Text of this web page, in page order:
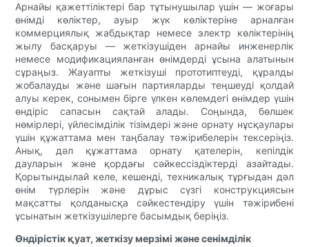
Арнайы қажеттіліктері бар тұтынушылар үшін — жоғары
өнімді көліктер, ауыр жүк көліктеріне арналған
коммерциялық жабдықтар немесе электр көліктерінің
жылу басқаруы — жеткізушіден арнайы инженерлік
немесе модификацияланған өнімдерді ұсына алатынын
сұраңыз. Жауапты жеткізуші прототиптеуді, құралды
жобалауды және шағын партияларды теңшеуді қолдай
алуы керек, сонымен бірге үлкен көлемдегі өнімдер үшін
өндіріс сапасын сақтай алады. Соңында, бөлшек
нөмірлері, үйлесімділік тізімдері және орнату нұсқаулары
үшін құжаттама мен таңбалау тәжірибелерін тексеріңіз.
Анық, дәл құжаттама орнату қателерін, кепілдік
дауларын және қордағы сәйкессіздіктерді азайтады.
Қорытындылай келе, кешенді, техникалық тұрғыдан дәл
өнім түрлерін және дұрыс сүзгі конструкциясын
мақсатты қолданысқа сәйкестендіру үшін тәжірибені
ұсынатын жеткізушілерге басымдық беріңіз.
Өндірістік қуат, жеткізу мерзімі және сенімділік